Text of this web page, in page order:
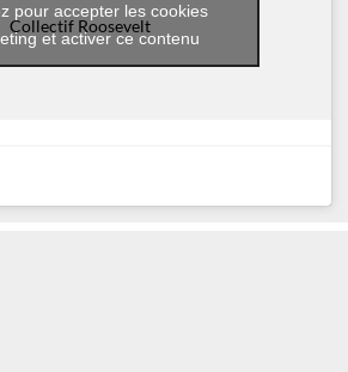
Collectif Roosevelt
pour accepter les cookies
et activer ce contenu